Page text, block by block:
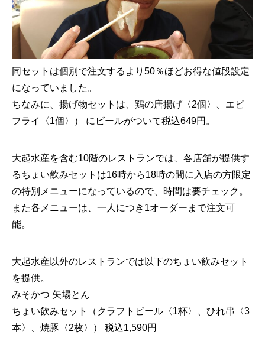
同セットは個別で注文するより50％ほどお得な値段設定
になっていました。
ちなみに、揚げ物セットは、鶏の唐揚げ〈2個〉、エビ
フライ〈1個〉） にビールがついて税込649円。
大起水産を含む10階のレストランでは、各店舗が提供す
るちょい飲みセットは16時から18時の間に入店の方限定
の特別メニューになっているので、時間は要チェック。
また各メニューは、一人につき1オーダーまで注文可
能。
大起水産以外のレストランでは以下のちょい飲みセット
を提供。
みそかつ 矢場とん
ちょい飲みセット（クラフトビール〈1杯〉、ひれ串〈3
本〉、焼豚〈2枚〉） 税込1,590円